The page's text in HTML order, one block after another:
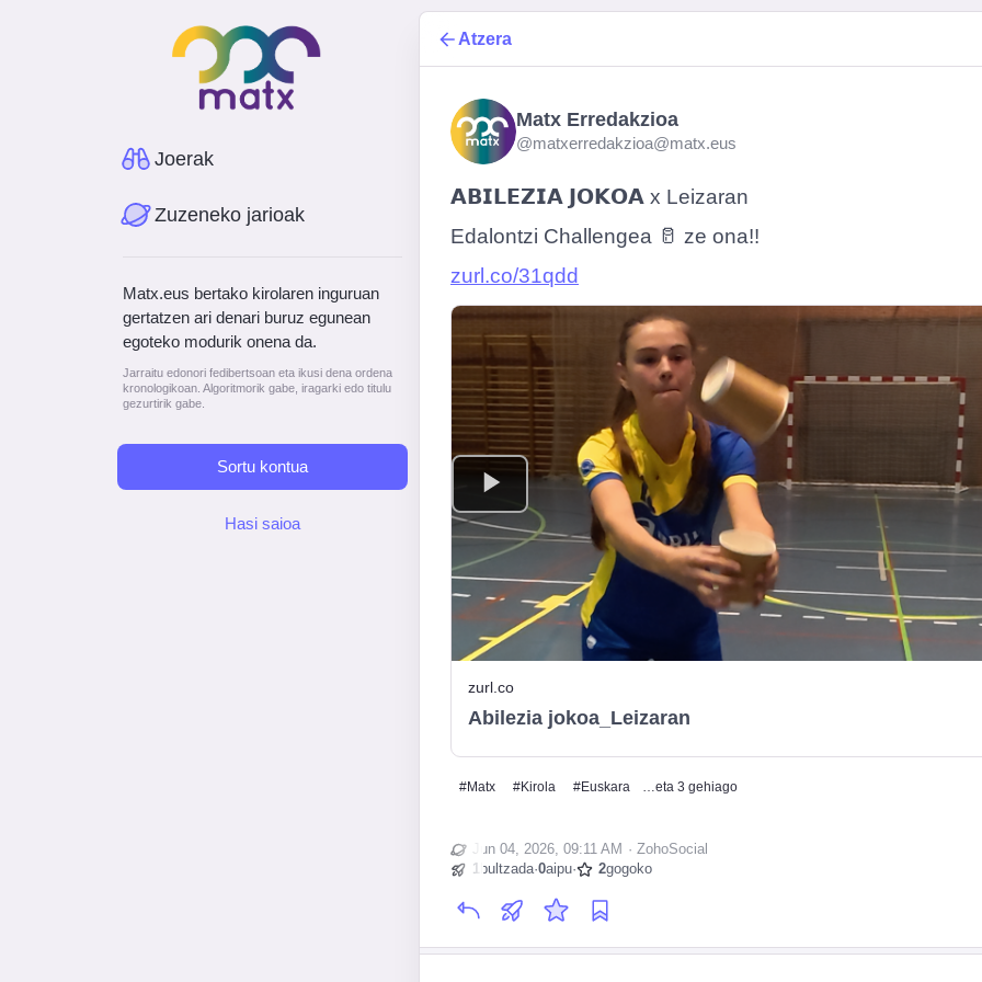
Atzera
Matx Erredakzioa
@matxerredakzioa@matx.eus
𝗔𝗕𝗜𝗟𝗘𝗭𝗜𝗔 𝗝𝗢𝗞𝗢𝗔 x Leizaran
Edalontzi Challengea 🥛 ze ona!!
zurl.co/31qdd
zurl.co
Abilezia jokoa_Leizaran
#Matx #Kirola #Euskara …eta 3 gehiago
Jun 04, 2026, 09:11 AM · ZohoSocial
1 bultzada·0aipu· 2gogoko
Joerak
Zuzeneko jarioak
Matx.eus bertako kirolaren inguruan
gertatzen ari denari buruz egunean
egoteko modurik onena da.
Jarraitu edonori fedibertsoan eta ikusi dena ordena
kronologikoan. Algoritmorik gabe, iragarki edo titulu
gezurtirik gabe.
Sortu kontua
Hasi saioa